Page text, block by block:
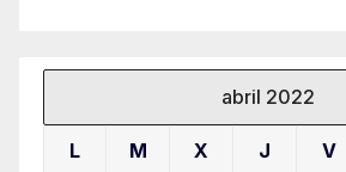
abril 2022
L M X J V